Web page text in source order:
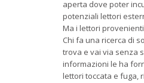
aperta dove poter
potenziali lettori
Ma i lettori
Chi fa una ricerca di
trova e vai via senza
informazioni le ha
lettori toccata e fuga,